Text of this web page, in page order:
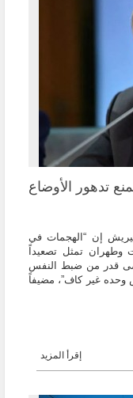
تدهور الأوضاع
إن “الهجمات في
وطهران تمثل تصعيداً
قدر من ضبط النفس
غير كاف”، مضيفاً
إقرأ المزيد